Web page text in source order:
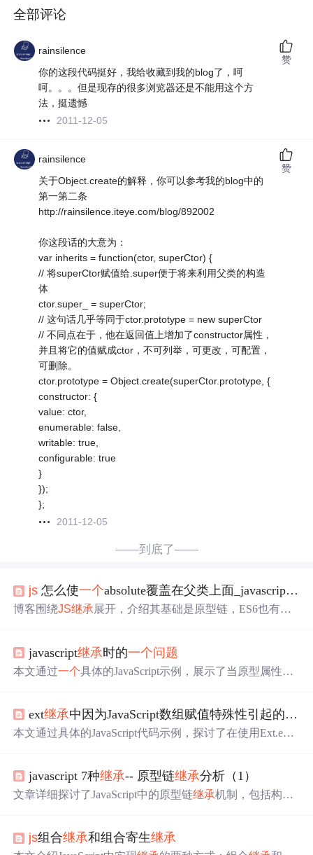
全部评论
rainsilence
你的这段代码挺好，我给收藏到我的blog了，呵
呵。。。但是现存的很多浏览器还是不能用这个方
法，挺遗憾
2011-12-05
赞
rainsilence
关于Object.create的解释，你可以参考我的blog中的
第一第二条
http://rainsilence.iteye.com/blog/892002
你这段话的大意为：
var inherits = function(ctor, superCtor) {
// 将superCtor赋值给.super便于将来利用父类的构造
体
ctor.super_ = superCtor;
// 这句话几乎等同于ctor.prototype = new superCtor
// 不同点在于，他在返回值上增加了constructor属性，
并且将它的值赋成ctor，不可列举，可更改，可配置，
可删除。
ctor.prototype = Object.create(superCtor.prototype, {
constructor: {
value: ctor,
enumerable: false,
writable: true,
configurable: true
}
});
};
2011-12-05
赞
——到底了——
js 怎么使一个absolute覆盖在父类上面_javascript 继
博客围绕JS继承展开，介绍其基础是原型链，ES6也有相
关键字指向子类实例，还解释了打印结果的原因，可改成
原型链理解。
javascript继承时的一个问题
本文通过一个具体的JavaScript示例，展示了当原型属性为
ext继承中因为JavaScript数组赋值特殊性引起的一个
本文通过具体的JavaScript代码示例，探讨了在使用Ext.exte
javascript 7种继承-- 原型链继承分析（1）
文章详细探讨了JavaScript中的原型链继承机制，包括构造
类型可能引发的问题，并提供了一个
js组合继承和组合寄生继承